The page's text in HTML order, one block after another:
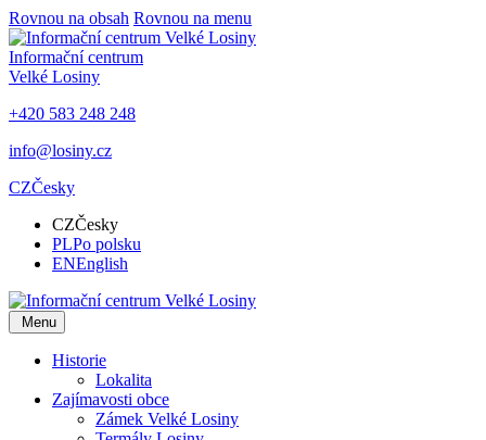
Rovnou na obsah Rovnou na menu
Informační centrum
Velké Losiny
+420 583 248 248
info@losiny.cz
CZČesky
CZČesky
PLPo polsku
ENEnglish
Menu
Historie
Lokalita
Zajímavosti obce
Zámek Velké Losiny